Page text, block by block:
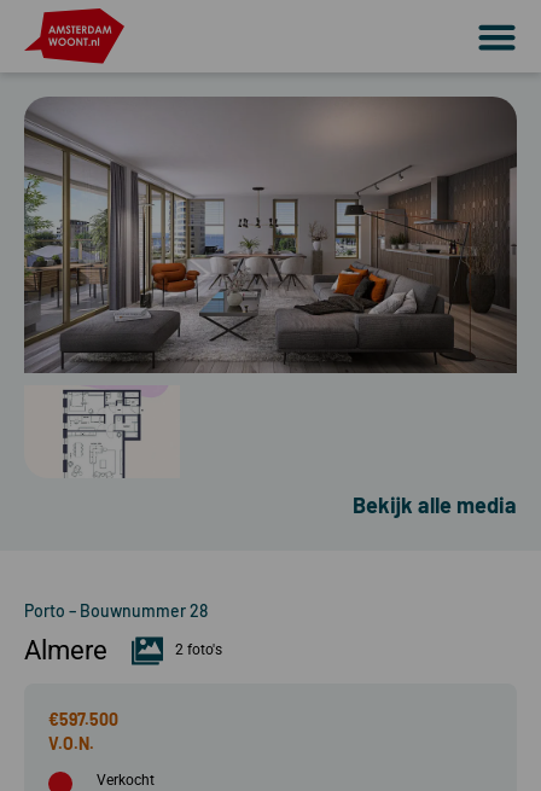
Bekijk alle media
Porto – Bouwnummer 28
Almere 2 foto's
€597.500
Verkocht